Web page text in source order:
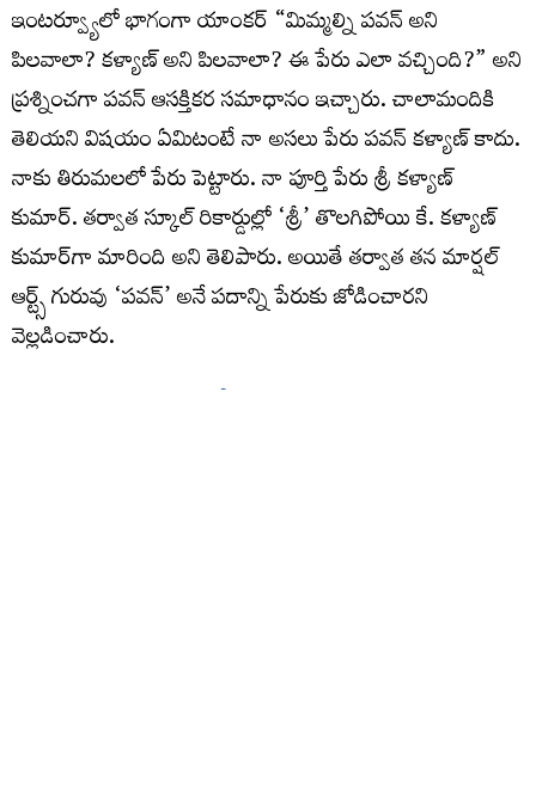
ఇంటర్వ్యూలో భాగంగా యాంకర్ “మిమ్మల్ని పవన్ అని
పిలవాలా? కళ్యాణ్ అని పిలవాలా? ఈ పేరు ఎలా వచ్చింది?” అని
ప్రశ్నించగా పవన్ ఆసక్తికర సమాధానం ఇచ్చారు. చాలామందికి
తెలియని విషయం ఏమిటంటే నా అసలు పేరు పవన్ కళ్యాణ్ కాదు.
నాకు తిరుమలలో పేరు పెట్టారు. నా పూర్తి పేరు శ్రీ కళ్యాణ్
కుమార్. తర్వాత స్కూల్ రికార్డుల్లో ‘శ్రీ’ తొలగిపోయి కే. కళ్యాణ్
కుమార్‌గా మారింది అని తెలిపారు. అయితే తర్వాత తన మార్షల్
ఆర్ట్స్ గురువు ‘పవన్’ అనే పదాన్ని పేరుకు జోడించారని
వెల్లడించారు.